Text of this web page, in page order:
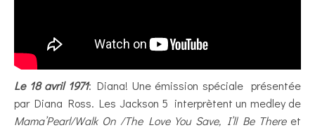
Le 18 avril 1971: Diana! Une émission spéciale présentée
par Diana Ross. Les Jackson 5 interprètent un medley de
Mama’Pearl/Walk On /The Love You Save, I’ll Be Thereet